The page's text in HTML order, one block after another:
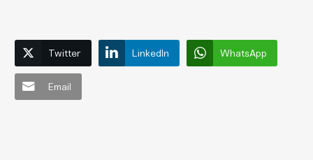
Twitter LinkedIn WhatsApp
Email